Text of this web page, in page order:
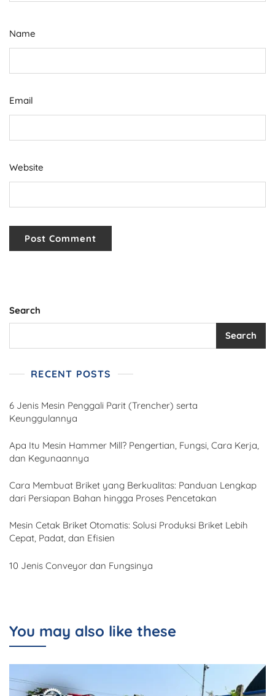
Name
Email
Website
Search
Search
RECENT POSTS
6 Jenis Mesin Penggali Parit (Trencher) serta
Keunggulannya
Apa Itu Mesin Hammer Mill? Pengertian, Fungsi, Cara Kerja,
dan Kegunaannya
Cara Membuat Briket yang Berkualitas: Panduan Lengkap
dari Persiapan Bahan hingga Proses Pencetakan
Mesin Cetak Briket Otomatis: Solusi Produksi Briket Lebih
Cepat, Padat, dan Efisien
10 Jenis Conveyor dan Fungsinya
You may also like these